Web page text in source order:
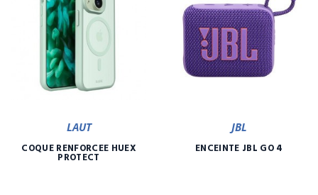
LAUT
COQUE RENFORCÉE HUEX
PROTECT
JBL
ENCEINTE JBL GO 4